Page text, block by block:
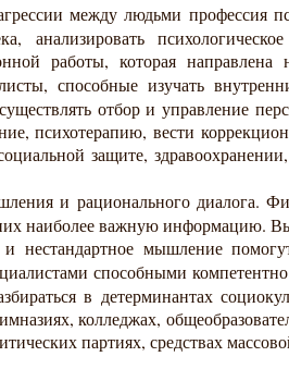
между людьми профессия
работы, которая
способные изучать
отбор и управление
психотерапию, вести
защите, здравоохранении,
и рационального диалога.
наиболее важную информацию.
мышление
способными
в детерминантах
колледжах,
партиях, средствах